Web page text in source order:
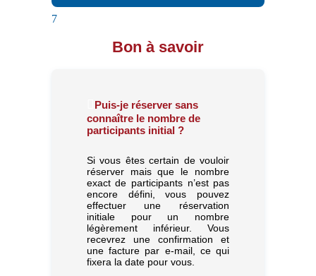
7
Bon à savoir
Puis-je réserver sans
connaître le nombre de
participants initial ?
Si vous êtes certain de vouloir
réserver mais que le nombre
exact de participants n’est pas
encore défini, vous pouvez
effectuer une réservation
initiale pour un nombre
légèrement inférieur. Vous
recevrez une confirmation et
une facture par e-mail, ce qui
fixera la date pour vous.